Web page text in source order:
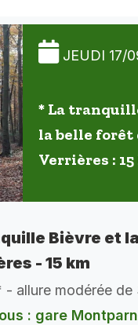
JEUDI 17/
* La
la belle forêt
Verrières :
Bièvre et
- 15 km
- allure modérée de
: gare